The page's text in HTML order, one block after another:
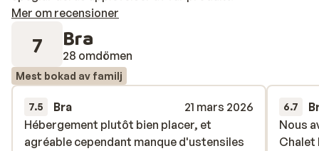
Mer om recensioner
7 Bra
28 omdömen
Mest bokad av familj
7.5 Bra
21 mars 2026
Hébergement plutôt bien placer, et
agréable cependant manque d'ustensiles
Hébergement plutôt bien placer, et
agréable cependant manque d'ustensiles
6.7
Nous
Chalet
Nous
Chalet